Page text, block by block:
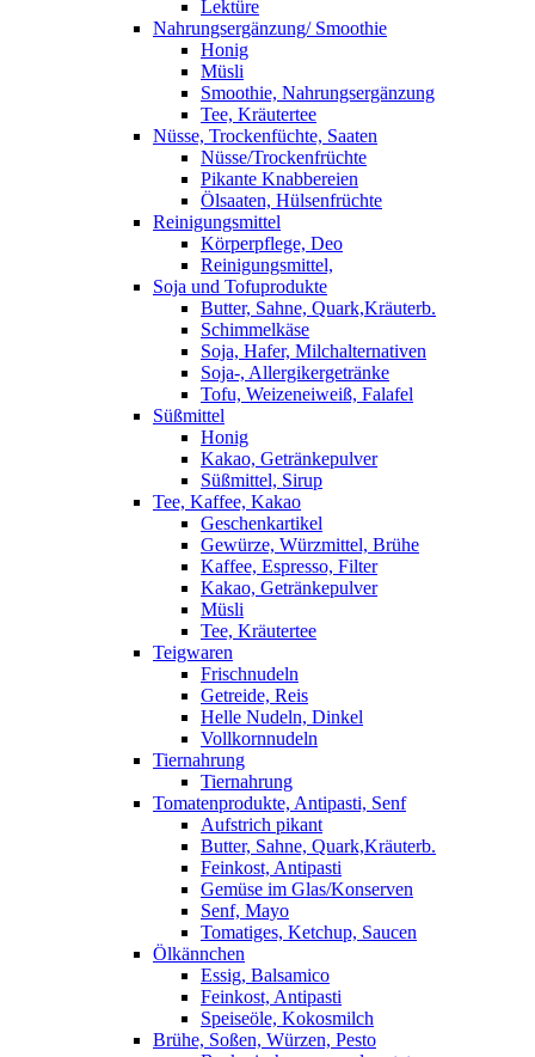
Lektüre
Nahrungsergänzung/ Smoothie
Honig
Müsli
Smoothie, Nahrungsergänzung
Tee, Kräutertee
Nüsse, Trockenfüchte, Saaten
Nüsse/Trockenfrüchte
Pikante Knabbereien
Ölsaaten, Hülsenfrüchte
Reinigungsmittel
Körperpflege, Deo
Reinigungsmittel,
Soja und Tofuprodukte
Butter, Sahne, Quark,Kräuterb.
Schimmelkäse
Soja, Hafer, Milchalternativen
Soja-, Allergikergetränke
Tofu, Weizeneiweiß, Falafel
Süßmittel
Honig
Kakao, Getränkepulver
Süßmittel, Sirup
Tee, Kaffee, Kakao
Geschenkartikel
Gewürze, Würzmittel, Brühe
Kaffee, Espresso, Filter
Kakao, Getränkepulver
Müsli
Tee, Kräutertee
Teigwaren
Frischnudeln
Getreide, Reis
Helle Nudeln, Dinkel
Vollkornnudeln
Tiernahrung
Tiernahrung
Tomatenprodukte, Antipasti, Senf
Aufstrich pikant
Butter, Sahne, Quark,Kräuterb.
Feinkost, Antipasti
Gemüse im Glas/Konserven
Senf, Mayo
Tomatiges, Ketchup, Saucen
Ölkännchen
Essig, Balsamico
Feinkost, Antipasti
Speiseöle, Kokosmilch
Brühe, Soßen, Würzen, Pesto